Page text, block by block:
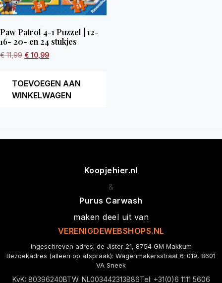
Paw Patrol 4-1 Puzzel | 12-
16- 20- en 24 stukjes
€11,99 € 10,99
TOEVOEGEN AAN
WINKELWAGEN
Koopjehier.nl
&
Purus Carwash
maken deel uit van
VERENIGDEWEBSHOPS.NL
Ingeschreven adres: de Jister 21, 8754 GM Makkum
Bezoekadres (alleen op afspraak): Wagenmakersstraat 6-019, 8601
VA Sneek
KvK: 80396240BTW: NL003442313B86Tel: +31(0)6 1111 5606